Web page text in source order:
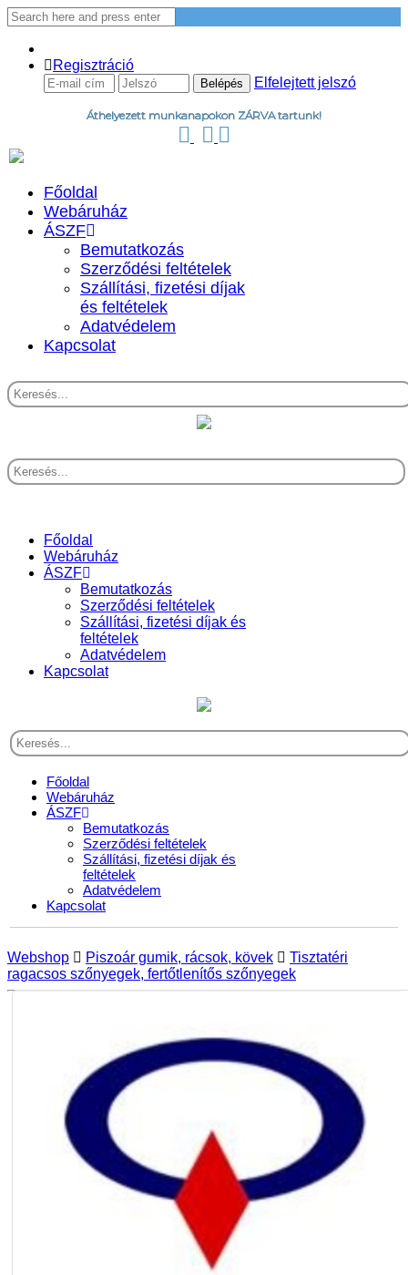
Regisztráció
Elfelejtett jelszó
Áthelyezett munkanapokon ZÁRVA tartunk!
Főoldal
Webáruház
ÁSZF
Bemutatkozás
Szerződési feltételek
Szállítási, fizetési díjak
és feltételek
Adatvédelem
Kapcsolat
Főoldal
Webáruház
ÁSZF
Bemutatkozás
Szerződési feltételek
Szállítási, fizetési díjak és
feltételek
Adatvédelem
Kapcsolat
Főoldal
Webáruház
ÁSZF
Bemutatkozás
Szerződési feltételek
Szállítási, fizetési díjak és
feltételek
Adatvédelem
Kapcsolat
Webshop Piszoár gumik, rácsok, kövek
Tisztatéri
ragacsos szőnyegek, fertőtlenítős szőnyegek